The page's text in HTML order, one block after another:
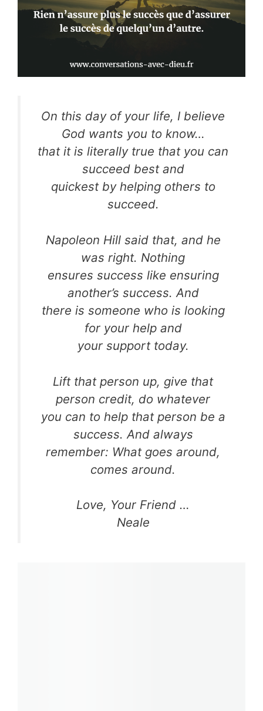
On this day of your life, I believe
God wants you to know…
that it is literally true that you can
succeed best and
quickest by helping others to
succeed.
Napoleon Hill said that, and he
was right. Nothing
ensures success like ensuring
another’s success. And
there is someone who is looking
for your help and
your support today.
Lift that person up, give that
person credit, do whatever
you can to help that person be a
success. And always
remember: What goes around,
comes around.
Love, Your Friend …
Neale